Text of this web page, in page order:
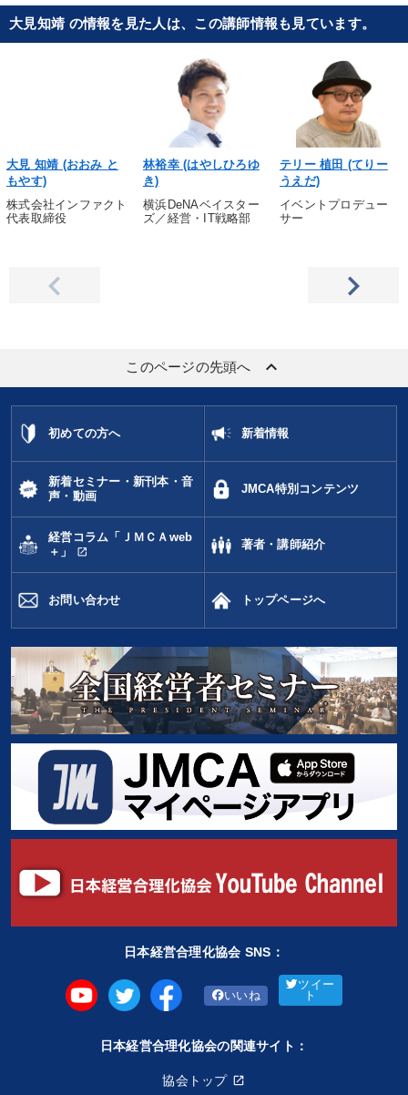
大見知靖 の情報を見た人は、この講師情報も見ています。
大見 知靖 (おおみ と
もやす)
株式会社インファクト
代表取締役
林裕幸 (はやしひろゆ
き)
横浜DeNAベイスター
ズ／経営・IT戦略部
テリー 植田 (てりー
うえだ)
イベントプロデュー
サー
このページの先頭へ keyboard_arrow_up
初めての方へ 新着情報
新着セミナー・新刊本・音
声・動画
JMCA特別コンテンツ
経営コラム「ＪＭＣＡweb
＋」
open_in_new
著者・講師紹介
お問い合わせ トップページへ
日本経営合理化協会 SNS：
いいね
ツイー
ト
日本経営合理化協会の関連サイト：
協会トップ